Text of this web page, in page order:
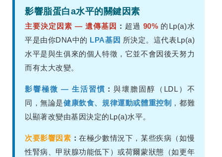
影響脂蛋白a水平的關鍵因素
主要決定因素 — 遺傳基因 ： 超過 90% 的Lp(a)水
平是由你DNA中的 LPA基因 所決定。這代表Lp(a)
水平是與生俱來的個人特徵，它並不會因後天努力
而有太大改變。
影響極微 — 生活習慣 ：與壞膽固醇（LDL）不
同，無論是健康飲食、規律運動或體重控制 ，都難
以顯著改變由基因決定的Lp(a)水平。
次要影響因素 ：在極少數情況下，某些疾病（如慢
性腎病、甲狀腺功能低下）或荷爾蒙狀態（如更年